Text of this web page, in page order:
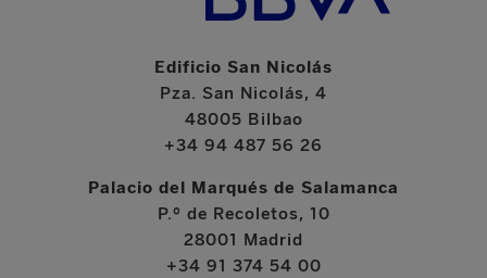
Edificio San Nicolás
Pza. San Nicolás, 4
48005 Bilbao
+34 94 487 56 26
Palacio del Marqués de Salamanca
P.º de Recoletos, 10
28001 Madrid
+34 91 374 54 00